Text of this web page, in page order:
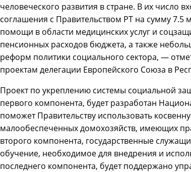
человеческого развития в стране. В их число
соглашения с Правительством РТ на сумму 7.5
помощи в области медицинских услуг и
пенсионных расходов бюджета, а также
реформ политики социального сектора, —
проектам делегации Европейского Союза в
Проект по укреплению системы социальной
первого компонента, будет разработан
поможет Правительству использовать
малообеспеченных домохозяйств, имеющих
второго компонента, государственные
обучение, необходимое для внедрения и
последнего компонента, будет поддержано